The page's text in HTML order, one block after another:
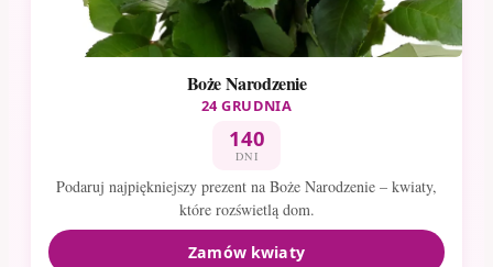
Boże Narodzenie
24 GRUDNIA
140
DNI
Podaruj najpiękniejszy prezent na Boże Narodzenie – kwiaty,
które rozświetlą dom.
Zamów kwiaty